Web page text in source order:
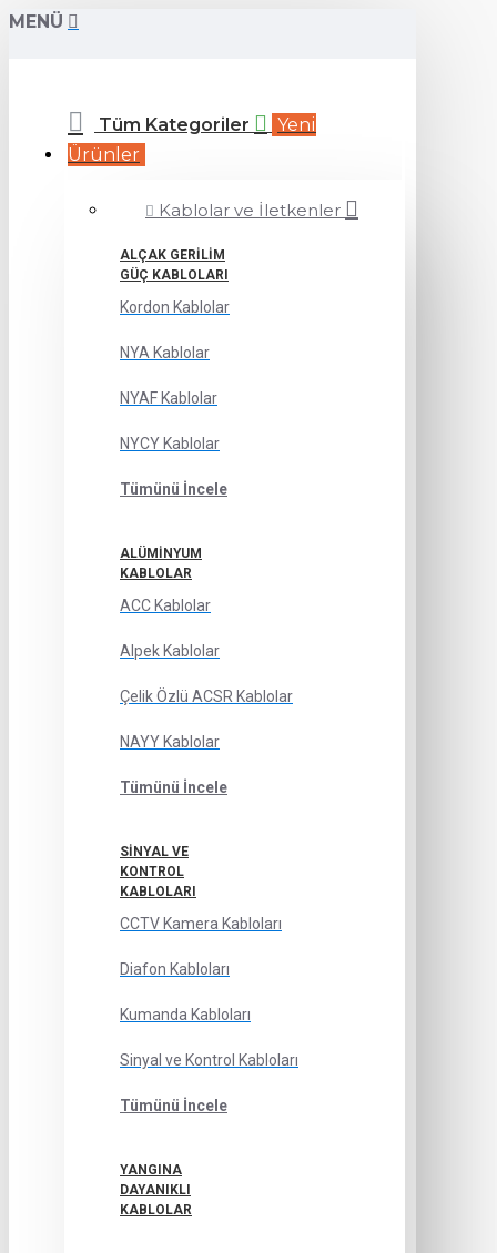
MENÜ
Tüm Kategoriler
Yeni
Ürünler
Kablolar ve İletkenler
ALÇAK GERILIM
GÜÇ KABLOLARI
Kordon Kablolar
NYA Kablolar
NYAF Kablolar
NYCY Kablolar
Tümünü İncele
ALÜMINYUM
KABLOLAR
ACC Kablolar
Alpek Kablolar
Çelik Özlü ACSR Kablolar
NAYY Kablolar
Tümünü İncele
SINYAL VE
KONTROL
KABLOLARI
CCTV Kamera Kabloları
Diafon Kabloları
Kumanda Kabloları
Sinyal ve Kontrol Kabloları
Tümünü İncele
YANGINA
DAYANIKLI
KABLOLAR